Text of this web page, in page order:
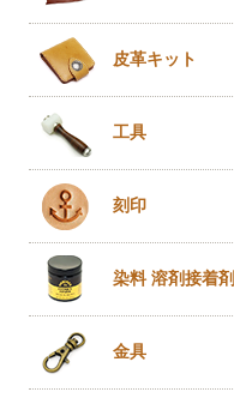
皮革キット
工具
刻印
染料 溶剤接着剤
金具